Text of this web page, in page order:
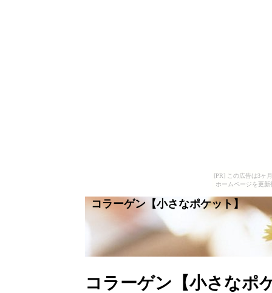
[PR] この広告は3ヶ
ホームページを更
コラーゲン【小さなポケット】
コラーゲン【小さなポ